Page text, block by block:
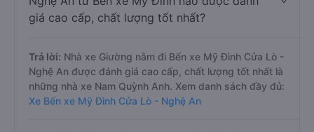
giá cao cấp, chất lượng tốt nhất?
Trả lời: Nhà xe Giường nằm đi Bến xe Mỹ Đình Cửa Lò -
Nghệ An được đánh giá cao cấp, chất lượng tốt nhất là
những nhà xe Nam Quỳnh Anh. Xem danh sách đầy đủ:
Xe Bến xe Mỹ Đình Cửa Lò - Nghệ An